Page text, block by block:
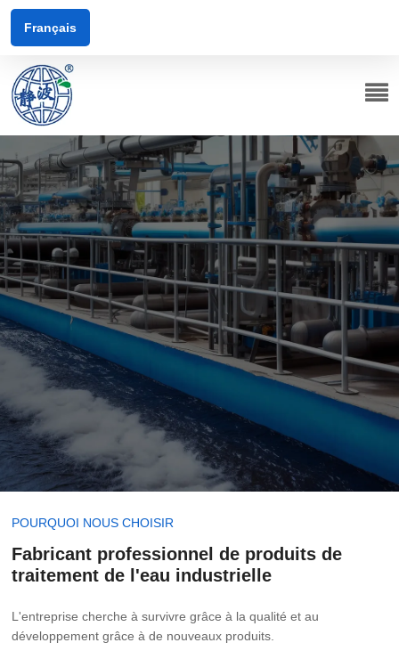
Français
POURQUOI NOUS CHOISIR
Fabricant professionnel de produits de
traitement de l'eau industrielle
L'entreprise cherche à survivre grâce à la qualité et au
développement grâce à de nouveaux produits.